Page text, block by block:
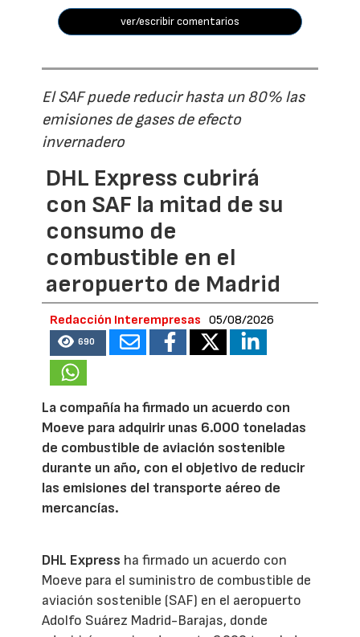
ver/escribir comentarios
El SAF puede reducir hasta un 80% las
emisiones de gases de efecto
invernadero
DHL Express cubrirá
con SAF la mitad de su
consumo de
combustible en el
aeropuerto de Madrid
Redacción Interempresas 05/08/2026
690
La compañía ha firmado un acuerdo con
Moeve para adquirir unas 6.000 toneladas
de combustible de aviación sostenible
durante un año, con el objetivo de reducir
las emisiones del transporte aéreo de
mercancías.
DHL Express ha firmado un acuerdo con
Moeve para el suministro de combustible de
aviación sostenible (SAF) en el aeropuerto
Adolfo Suárez Madrid-Barajas, donde